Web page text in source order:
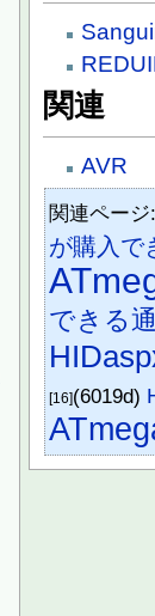
関連
AVR
関連ペー
が購入で
できる
[16](6019d)